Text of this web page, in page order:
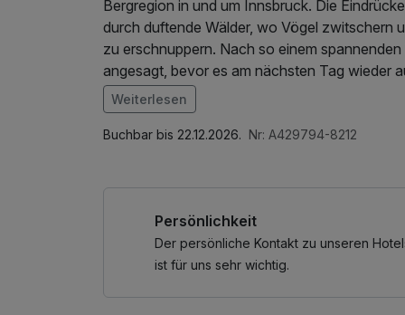
Bergregion in und um Innsbruck. Die
durch duftende Wälder, wo Vögel zwitschern
zu erschnuppern. Nach so einem spannenden Tag ist für
angesagt, bevor es am nächsten Tag wieder
Im Angebot enthalten
Saunabenutzung, Saunatuch, Parkplatz,
Weiterlesen
Buchbar bis 22.12.2026. Nr: A429794-8212
Persönlichkeit
Der persönliche Kontakt zu unseren
ist für uns sehr wichtig.